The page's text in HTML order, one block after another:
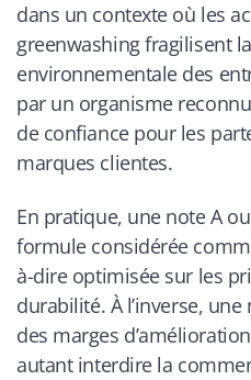
dans un contexte où les
greenwashing fragilisent
environnementale des
par un organisme
de confiance pour les
marques clientes.
En pratique, une note A
formule considérée
à-dire optimisée sur les
durabilité. À l’inverse,
des marges
autant interdire la